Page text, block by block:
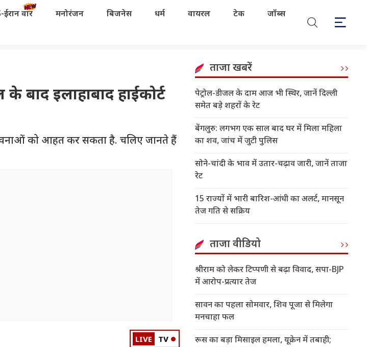
ईरान वॉर मनोरंजन बिजनेस धर्म वायरल टेक जॉब्स
बाद इलाहाबाद हाईकोर्ट
को आहत कर सकता है. चलिए जानते हैं
LIVE TV
ताजा खबरें
पेट्रोल-डीजल के दाम आज भी स्थिर, जानें दिल्ली
समेत बड़े शहरों के रेट
बेंगलुरु: लगभग एक साल बाद घर में मिला महिला
का शव, जांच में जुटी पुलिस
सोने-चांदी के भाव में उतार-चढ़ाव जारी, जानें ताजा
रेट
15 राज्यों में भारी बारिश-आंधी का अलर्ट, मानसून
तेज गति से सक्रिय
ताजा वीडियो
श्रीराम को लेकर टिप्पणी से बढ़ा विवाद, सपा-BJP
में आरोप-प्रत्यार तेज
सावन का पहला सोमवार, शिव पूजा से मिलेगा
मनचाहा फल
रूस का बड़ा मिसाइल हमला, यूक्रेन में तबाही;